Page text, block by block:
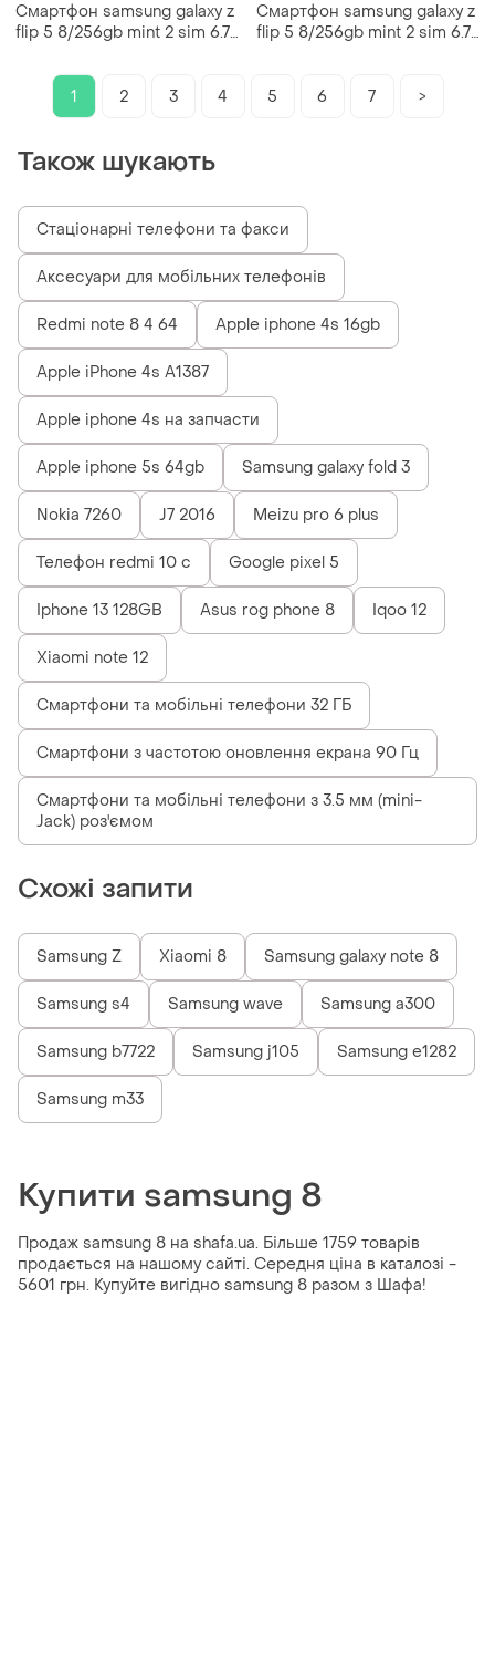
Смартфон samsung galaxy z
flip 5 8/256gb mint 2 sim 6.7"
3700 mah сучасний
Смартфон samsung galaxy z
flip 5 8/256gb mint 2 sim 6.7"
1
2 3 4 5 6 7 >
Також шукають
Стаціонарні телефони та факси
Аксесуари для мобільних телефонів
Redmi note 8 4 64 Apple iphone 4s 16gb
Apple iPhone 4s A1387
Apple iphone 4s на запчасти
Apple iphone 5s 64gb Samsung galaxy fold 3
Nokia 7260 J7 2016 Meizu pro 6 plus
Телефон redmi 10 c Google pixel 5
Iphone 13 128GB Asus rog phone 8 Iqoo 12
Xiaomi note 12
Смартфони та мобільні телефони 32 ГБ
Смартфони з частотою оновлення екрана 90 Гц
Смартфони та мобільні телефони з 3.5 мм (mini-
Jack) роз'ємом
Схожі запити
Samsung Z Xiaomi 8 Samsung galaxy note 8
Samsung s4 Samsung wave Samsung a300
Samsung b7722 Samsung j105 Samsung e1282
Samsung m33
Купити samsung 8
Продаж samsung 8 на shafa.ua. Більше 1759 товарів
продається на нашому сайті. Середня ціна в каталозі -
5601 грн. Купуйте вигідно samsung 8 разом з Шафа!